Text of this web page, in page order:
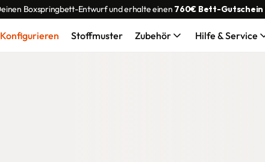
Boxspringbett-Entwurf und erhalte einen 760€ Bett-Gutschein
Konfigurieren Stoffmuster Zubehör Hilfe & Service